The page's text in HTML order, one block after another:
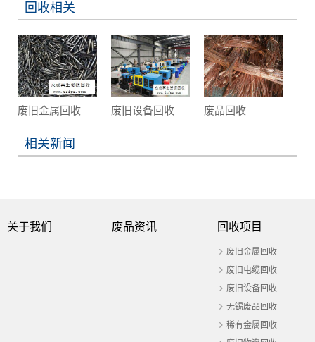
回收相关
废旧金属回收 废旧设备回收 废品回收
相关新闻
关于我们 废品资讯 回收项目
废旧金属回收
废旧电缆回收
废旧设备回收
无锡废品回收
稀有金属回收